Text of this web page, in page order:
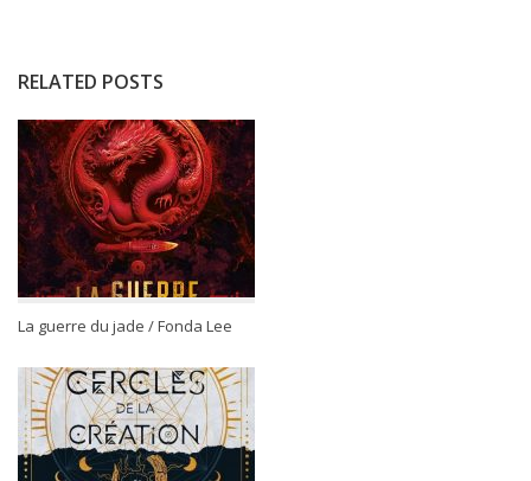
RELATED POSTS
La guerre du jade / Fonda Lee